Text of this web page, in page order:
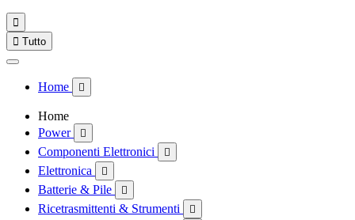

 Tutto
Home 
Home
Power

Componenti Elettronici 
Elettronica 
Batterie & Pile 
Ricetrasmittenti & Strumenti 